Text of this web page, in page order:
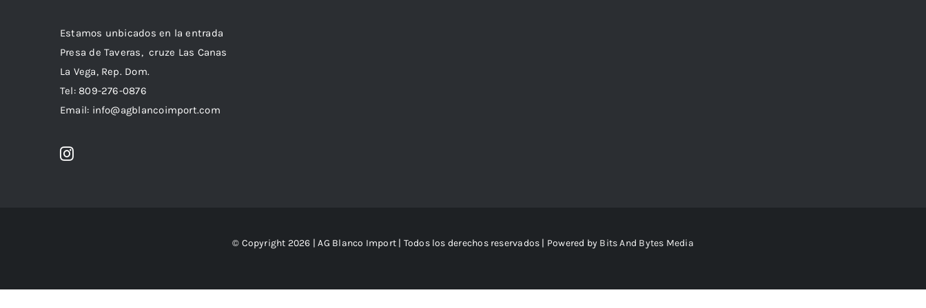
Estamos unbicados en la entrada
Presa de Taveras, cruze Las Canas
La Vega, Rep. Dom.
Tel: 809-276-0876
Email: info@agblancoimport.com
© Copyright 2026 | AG Blanco Import | Todos los derechos reservados | Powered by Bits And Bytes Media